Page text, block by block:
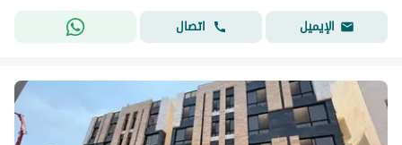
الإيميل
اتصال